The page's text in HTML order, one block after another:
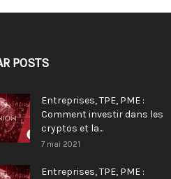
POSTS
Entreprises, TPE, PME :
Comment investir dans les
cryptos et la...
7 mai 2021
Entreprises, TPE, PME :